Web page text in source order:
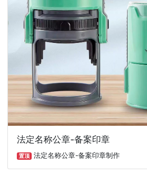
法定名称公章-备案印章
置顶 法定名称公章-备案印章制作